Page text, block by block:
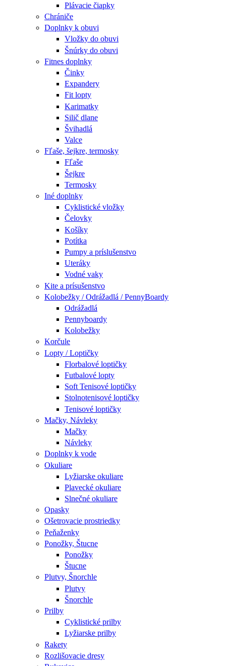
Plávacie čiapky
Chrániče
Doplnky k obuvi
Vložky do obuvi
Šnúrky do obuvi
Fitnes doplnky
Činky
Expandery
Fit lopty
Karimatky
Silič dlane
Švihadlá
Valce
Fľaše, šejkre, termosky
Fľaše
Šejkre
Termosky
Iné doplnky
Cyklistické vložky
Čelovky
Košíky
Potítka
Pumpy a príslušenstvo
Uteráky
Vodné vaky
Kite a prísušenstvo
Kolobežky / Odrážadlá / PennyBoardy
Odrážadlá
Pennyboardy
Kolobežky
Korčule
Lopty / Loptičky
Florbalové loptičky
Futbalové lopty
Soft Tenisové loptičky
Stolnotenisové loptičky
Tenisové loptičky
Mačky, Návleky
Mačky
Návleky
Doplnky k vode
Okuliare
Lyžiarske okuliare
Plavecké okuliare
Slnečné okuliare
Opasky
Ošetrovacie prostriedky
Peňaženky
Ponožky, Štucne
Ponožky
Štucne
Plutvy, Šnorchle
Plutvy
Šnorchle
Prilby
Cyklistické prilby
Lyžiarske prilby
Rakety
Rozlišovacie dresy